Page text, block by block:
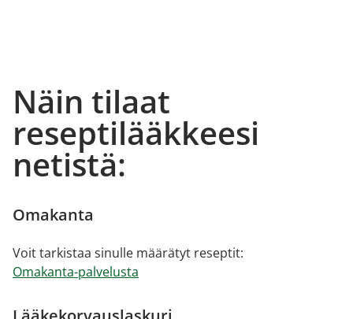
Näin tilaat
reseptilääkkeesi
netistä:
Omakanta
Voit tarkistaa sinulle määrätyt reseptit:
Omakanta-palvelusta